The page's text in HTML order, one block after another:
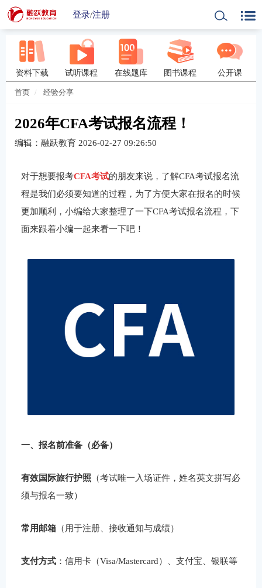
登录/注册
资料下载 试听课程 在线题库 图书课程 公开课
首页 经验分享
2026年CFA考试报名流程！
编辑：融跃教育 2026-02-27 09:26:50
对于想要报考CFA考试的朋友来说，了解CFA考试报名流
程是我们必须要知道的过程，为了方便大家在报名的时候
更加顺利，小编给大家整理了一下CFA考试报名流程，下
面来跟着小编一起来看一下吧！
一、报名前准备（必备）
有效国际旅行护照 （考试唯一入场证件，姓名英文拼写必
须与报名一致）
常用邮箱 （用于注册、接收通知与成绩）
支付方式 ：信用卡（Visa/Mastercard）、支付宝、银联等